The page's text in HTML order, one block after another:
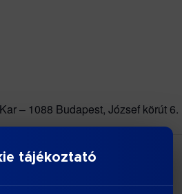
– 1088 Budapest, József körút 6.
tájékoztató